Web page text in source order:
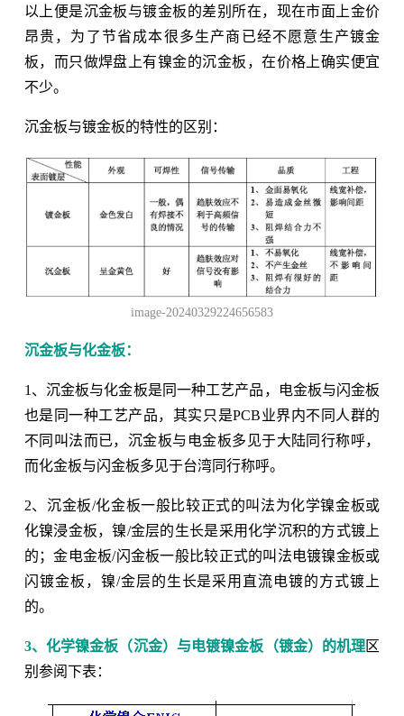
以上便是沉金板与镀金板的差别所在，现在市面上金价
昂贵，为了节省成本很多生产商已经不愿意生产镀金
板，而只做焊盘上有镍金的沉金板，在价格上确实便宜
不少。
沉金板与镀金板的特性的区别：
image-20240329224656583
沉金板与化金板：
1、沉金板与化金板是同一种工艺产品，电金板与闪金板
也是同一种工艺产品，其实只是PCB业界内不同人群的
不同叫法而已，沉金板与电金板多见于大陆同行称呼，
而化金板与闪金板多见于台湾同行称呼。
2、沉金板/化金板一般比较正式的叫法为化学镍金板或
化镍浸金板，镍/金层的生长是采用化学沉积的方式镀上
的；金电金板/闪金板一般比较正式的叫法电镀镍金板或
闪镀金板，镍/金层的生长是采用直流电镀的方式镀上
的。
3、化学镍金板（沉金）与电镀镍金板（镀金）的机理区
别参阅下表：